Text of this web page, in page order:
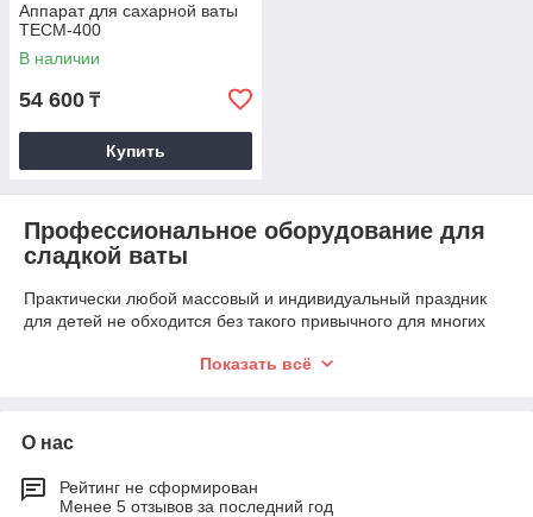
Аппарат для сахарной ваты
TECM-400
В наличии
54 600 ₸
Купить
Профессиональное оборудование для
сладкой ваты
Практически любой массовый и индивидуальный праздник
для детей не обходится без такого привычного для многих
возраста лакомство нравится и взрослым. Не удивительно,
хочет для своих детей купить, небольшую порцию лакомства,
детства.
Показать всё
О нас
Рейтинг не сформирован
Менее 5 отзывов за последний год